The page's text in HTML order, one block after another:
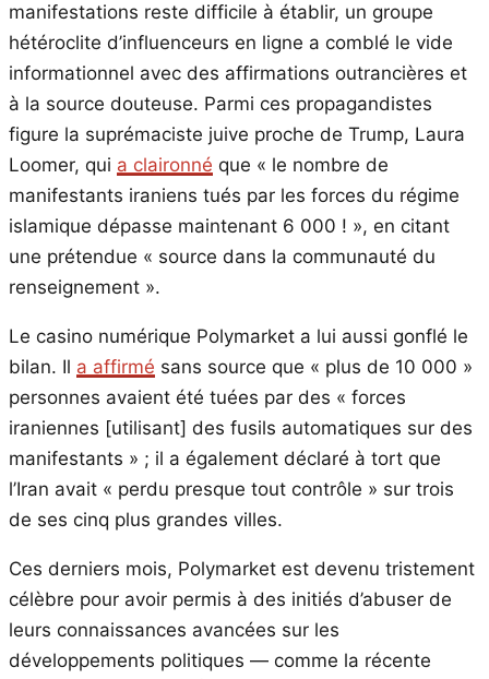
manifestations reste difficile à établir, un groupe
hétéroclite d’influenceurs en ligne a comblé le vide
informationnel avec des affirmations outrancières et
à la source douteuse. Parmi ces propagandistes
figure la suprémaciste juive proche de Trump, Laura
Loomer, qui a claironné que « le nombre de
manifestants iraniens tués par les forces du régime
islamique dépasse maintenant 6 000 ! », en citant
une prétendue « source dans la communauté du
renseignement ».
Le casino numérique Polymarket a lui aussi gonflé le
bilan. Il a affirmé sans source que « plus de 10 000 »
personnes avaient été tuées par des « forces
iraniennes [utilisant] des fusils automatiques sur des
manifestants » ; il a également déclaré à tort que
l’Iran avait « perdu presque tout contrôle » sur trois
de ses cinq plus grandes villes.
Ces derniers mois, Polymarket est devenu tristement
célèbre pour avoir permis à des initiés d’abuser de
leurs connaissances avancées sur les
développements politiques — comme la récente